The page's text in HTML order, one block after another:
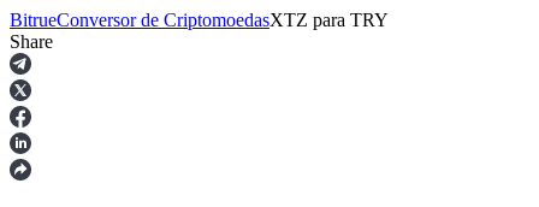
Futuros
BitrueConversor de CriptomoedasXTZ para TRY
Share